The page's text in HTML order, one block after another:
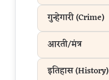
गुन्हेगारी (Crime)
आरती/मंत्र
इतिहास (History)